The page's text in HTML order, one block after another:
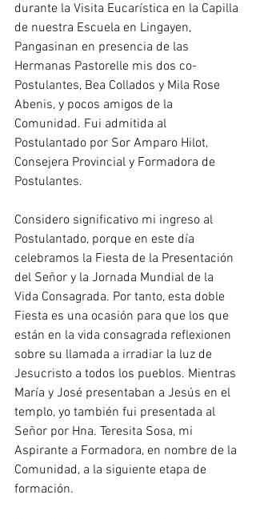
durante la Visita Eucarística en la Capilla
de nuestra Escuela en Lingayen,
Pangasinan en presencia de las
Hermanas Pastorelle mis dos co-
Postulantes, Bea Collados y Mila Rose
Abenis, y pocos amigos de la
Comunidad. Fui admitida al
Postulantado por Sor Amparo Hilot,
Consejera Provincial y Formadora de
Postulantes.
Considero significativo mi ingreso al
Postulantado, porque en este día
celebramos la Fiesta de la Presentación
del Señor y la Jornada Mundial de la
Vida Consagrada. Por tanto, esta doble
Fiesta es una ocasión para que los que
están en la vida consagrada reflexionen
sobre su llamada a irradiar la luz de
Jesucristo a todos los pueblos. Mientras
María y José presentaban a Jesús en el
templo, yo también fui presentada al
Señor por Hna. Teresita Sosa, mi
Aspirante a Formadora, en nombre de la
Comunidad, a la siguiente etapa de
formación.